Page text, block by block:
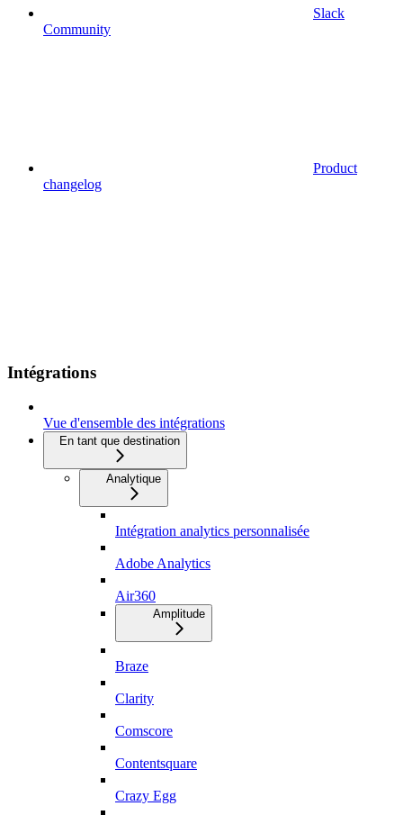
Slack
Community
Product
changelog
Intégrations
Vue d'ensemble des intégrations
En tant que destination
Analytique
Intégration analytics personnalisée
Adobe Analytics
Air360
Amplitude
Braze
Clarity
Comscore
Contentsquare
Crazy Egg